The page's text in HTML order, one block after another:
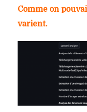
Comme on
varient.